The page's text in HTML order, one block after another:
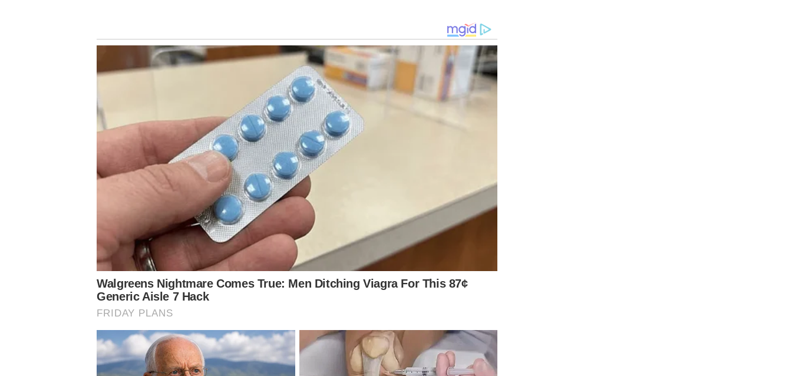
R$75,00 [inteira] e R$37,50 [meia-entrada]
R$150,00 [inteira] e R$75,00 [meia-entrada]
R$180,00 [inteira] e R$90,00 [meia-entrada]
R$200,00 [inteira] e R$100,00 [meia-entrada]
R$220,00 [inteira] e R$110,00 [meia-entrada]
R$150,00 [inteira] e R$75,00 [meia-entrada]
R$150,00 [inteira] e R$75,00 [meia-entrada]
R$160,00 [inteira] e R$80,00 [meia-entrada]
R$160,00 [inteira] e R$80,00 [meia-entrada]
assumiu a liderança dogrupoF daLibertadores
após vencer o Sporting Cristal por 2 a 0 na última
terça-feira, em Lima. A equipe soma oito pontos em quatro rodadas, um à frente justamente do Cerro Porteño,
com sete, e dois à frente do Sporting Cristal, com seis. O Júnior Barranquila, com 1 pontos, está virtualmente
Conheça o canal do Nosso Palestra no Youtube